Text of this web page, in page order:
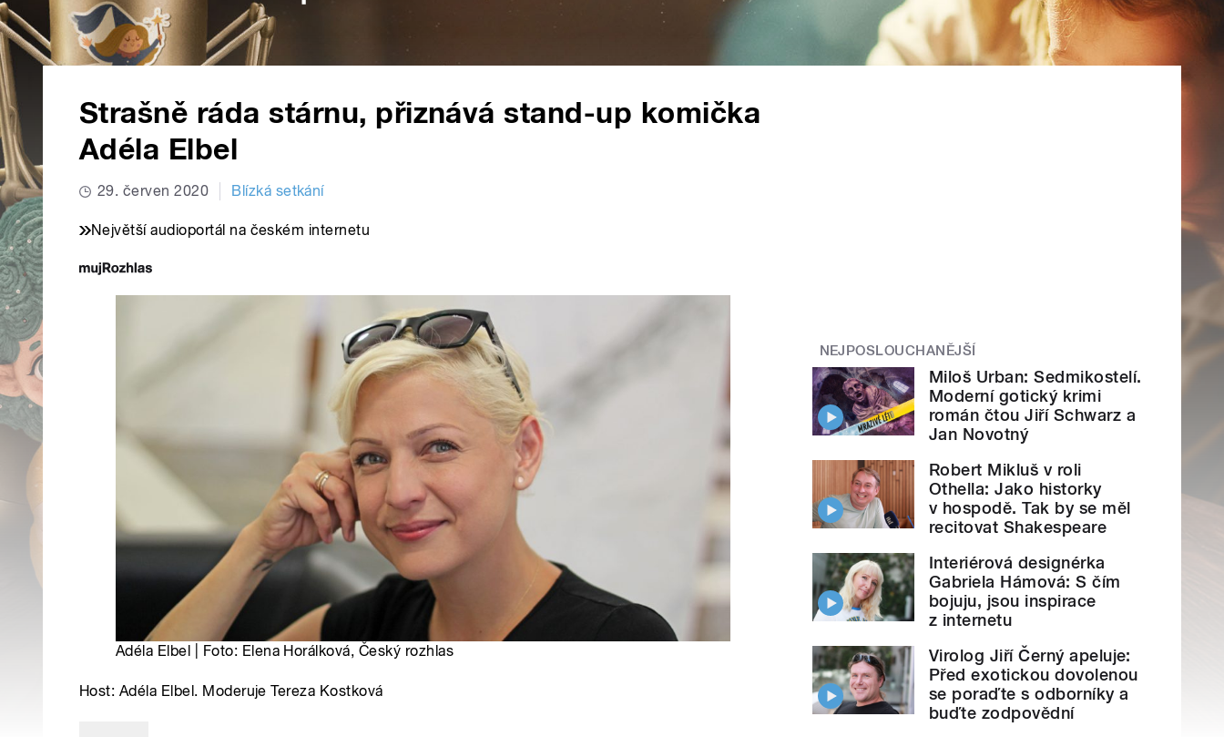
Strašně ráda stárnu, přiznává stand-up komička
Adéla Elbel
29. červen 2020 Blízká setkání
Největší audioportál na českém internetu
Adéla Elbel | Foto: Elena Horálková, Český rozhlas
Host: Adéla Elbel. Moderuje Tereza Kostková
NEJPOSLOUCHANĚJŠÍ
Miloš Urban: Sedmikostelí.
Moderní gotický krimi
román čtou Jiří Schwarz a
Jan Novotný
Robert Mikluš v roli
Othella: Jako historky
v hospodě. Tak by se měl
recitovat Shakespeare
Interiérová designérka
Gabriela Hámová: S čím
bojuju, jsou inspirace
z internetu
Virolog Jiří Černý apeluje:
Před exotickou dovolenou
se poraďte s odborníky a
buďte zodpovědní